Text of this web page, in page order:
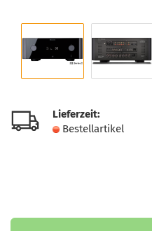
Lieferzeit:
Bestellartikel